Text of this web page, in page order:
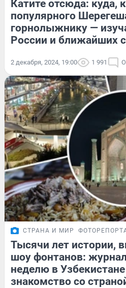
Катите отсюда: куда,
популярного
горнолыжнику —
России и ближайших
2 декабря, 2024, 19:00 1 991
СТРАНА И МИР
Тысячи лет истории,
шоу фонтанов:
неделю в
знакомство со